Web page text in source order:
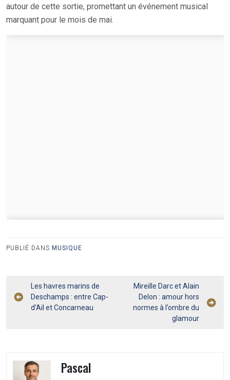
autour de cette sortie, promettant un événement musical
marquant pour le mois de mai.
PUBLIÉ DANS MUSIQUE
Navigation
de
Les havres marins de
Deschamps : entre Cap-
d’Ail et Concarneau
Mireille Darc et Alain
Delon : amour hors
normes à l’ombre du
glamour
Pascal